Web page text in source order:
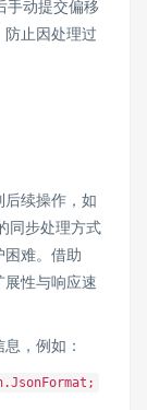
手动提交偏移
止因处理过
续操作，如
同步处理方式
困难。借助
性与响应速
，例如：